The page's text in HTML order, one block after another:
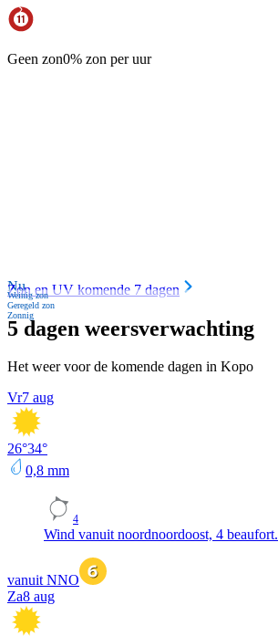
Geen zon0% zon per uur
Nu
Weinig zon
Geregeld zon
Zonnig
Zon en UV komende 7 dagen
5 dagen weersverwachting
Het weer voor de komende dagen in Kopo
Vr7 aug
26°34°
0,8 mm
4
Wind vanuit noordnoordoost, 4 beaufort.
vanuit NNO
Za8 aug